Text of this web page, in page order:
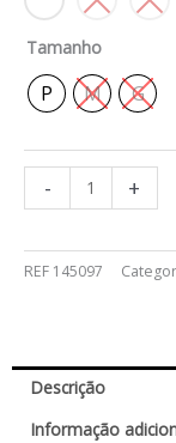
Tamanho
P M G
- +
REF 145097
Descrição
Informação